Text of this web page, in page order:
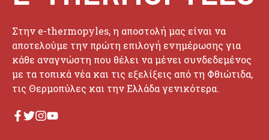
Στην e-thermopyles, η αποστολή μας είναι να
αποτελούμε την πρώτη επιλογή ενημέρωσης για
κάθε αναγνώστη που θέλει να μένει συνδεδεμένος
με τα τοπικά νέα και τις εξελίξεις από τη Φθιώτιδα,
τις Θερμοπύλες και την Ελλάδα γενικότερα.